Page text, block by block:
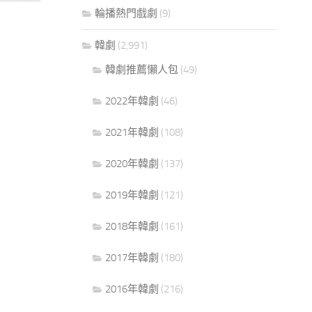
輪播熱門戲劇 (9)
韓劇 (2,991)
韓劇推薦懶人包 (49)
2022年韓劇 (46)
2021年韓劇 (108)
2020年韓劇 (137)
2019年韓劇 (121)
2018年韓劇 (161)
2017年韓劇 (180)
2016年韓劇 (216)